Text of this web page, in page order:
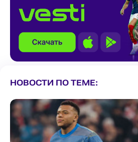
НОВОСТИ ПО ТЕМЕ: